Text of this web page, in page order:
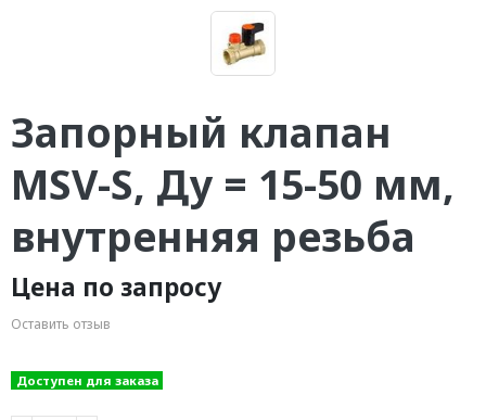
Запорный клапан
MSV-S, Ду = 15-50 мм,
внутренняя резьба
Цена по запросу
Оставить отзыв
Доступен для заказа